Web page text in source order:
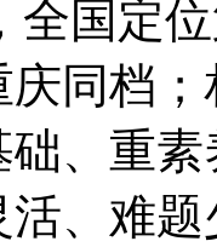
全国定
同档
础、重
、难